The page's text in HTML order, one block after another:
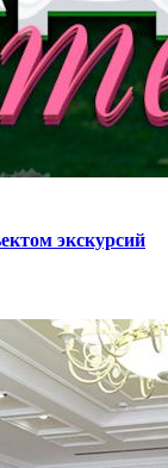
экскурсий